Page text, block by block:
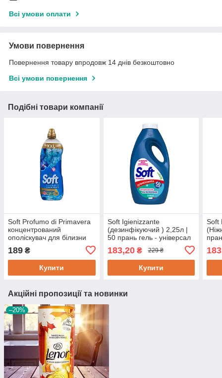
Всі умови оплати
Умови повернення
Повернення товару впродовж 14 днів безкоштовно
Всі умови повернення
Подібні товари компанії
Soft Profumo di Primavera
концентрований
ополіскувач для білизни
189 ₴
Купити
Soft Igienizzante
(дезинфікуючий ) 2,25л |
50 прань гель - універсал
183,20₴ 229 ₴
Купити
Soft
Акційні пропозиції та новинки
–20%